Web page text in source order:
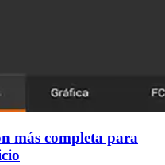
más completa para